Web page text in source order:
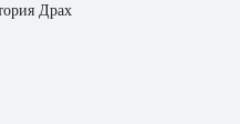
Драх